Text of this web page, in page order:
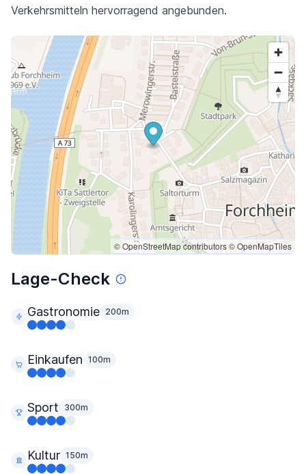
Verkehrsmitteln hervorragend angebunden.
© OpenStreetMap contributors© OpenMapTiles
Lage-Check
Gastronomie 200m
Einkaufen 100m
Sport 300m
Kultur 150m